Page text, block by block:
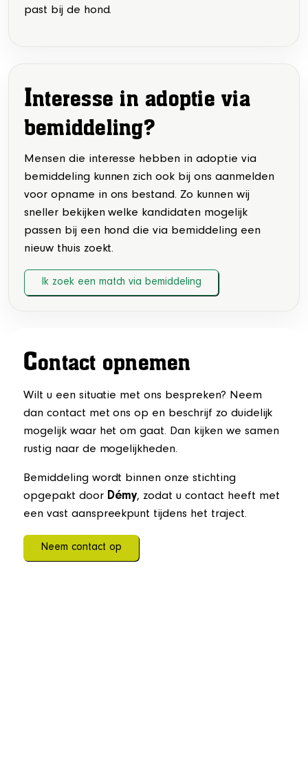
past bij de hond.
Interesse in adoptie via
bemiddeling?
Mensen die interesse hebben in adoptie via
bemiddeling kunnen zich ook bij ons aanmelden
voor opname in ons bestand. Zo kunnen wij
sneller bekijken welke kandidaten mogelijk
passen bij een hond die via bemiddeling een
nieuw thuis zoekt.
Ik zoek een match via bemiddeling
Contact opnemen
Wilt u een situatie met ons bespreken? Neem
dan contact met ons op en beschrijf zo duidelijk
mogelijk waar het om gaat. Dan kijken we samen
rustig naar de mogelijkheden.
Bemiddeling wordt binnen onze stichting
opgepakt door Démy, zodat u contact heeft met
een vast aanspreekpunt tijdens het traject.
Neem contact op